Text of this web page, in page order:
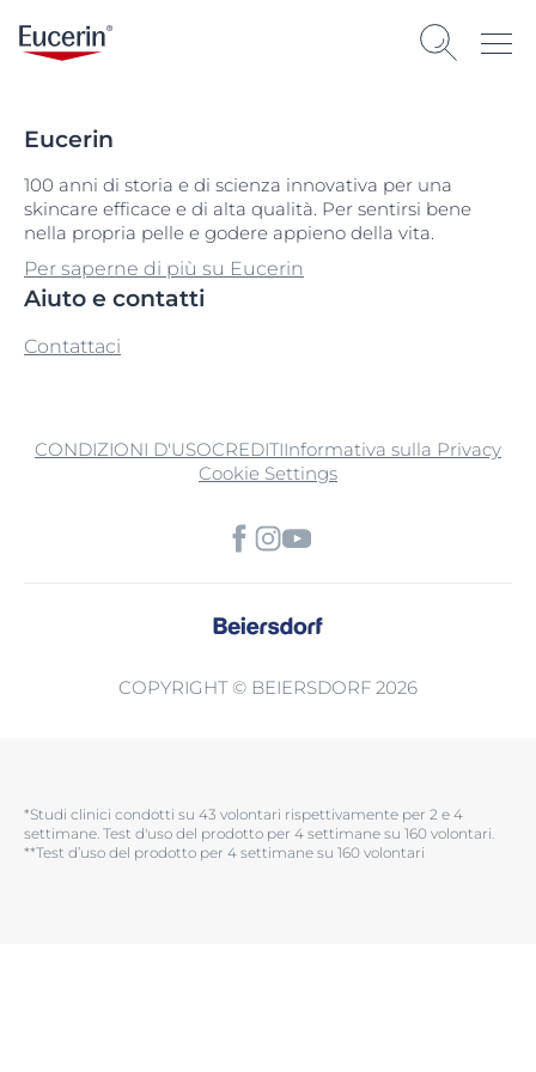
Eucerin
100 anni di storia e di scienza innovativa per una
skincare efficace e di alta qualità. Per sentirsi bene
nella propria pelle e godere appieno della vita.
Per saperne di più su Eucerin
Aiuto e contatti
Contattaci
CONDIZIONI D'USOCREDITIInformativa sulla Privacy
Cookie Settings
COPYRIGHT © BEIERSDORF 2026
*Studi clinici condotti su 43 volontari rispettivamente per 2 e 4
settimane. Test d'uso del prodotto per 4 settimane su 160 volontari.​